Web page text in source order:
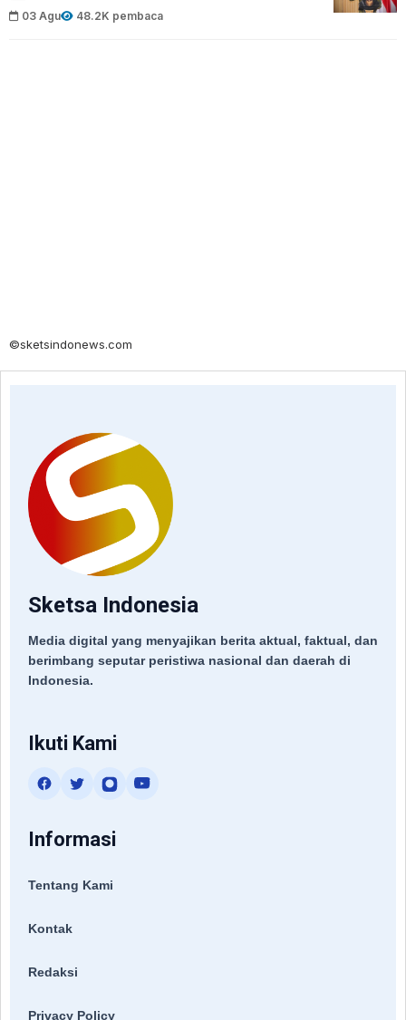
03 Agu 48.2K pembaca
©sketsindonews.com
Sketsa Indonesia
Media digital yang menyajikan berita aktual, faktual, dan
berimbang seputar peristiwa nasional dan daerah di
Indonesia.
Ikuti Kami
Informasi
Tentang Kami
Kontak
Redaksi
Privacy Policy